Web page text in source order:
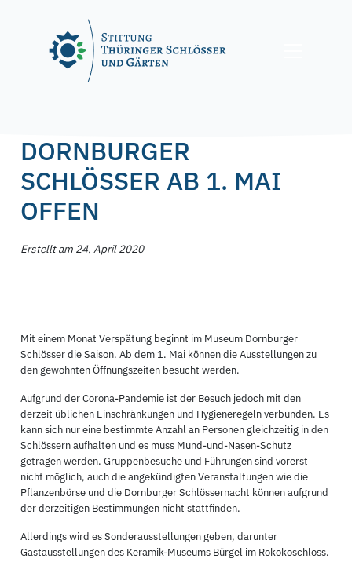
DORNBURGER
SCHLÖSSER AB 1. MAI
OFFEN
Erstellt am 24. April 2020
Mit einem Monat Verspätung beginnt im Museum Dornburger
Schlösser die Saison. Ab dem 1. Mai können die Ausstellungen zu
den gewohnten Öffnungszeiten besucht werden.
Aufgrund der Corona-Pandemie ist der Besuch jedoch mit den
derzeit üblichen Einschränkungen und Hygieneregeln verbunden. Es
kann sich nur eine bestimmte Anzahl an Personen gleichzeitig in den
Schlössern aufhalten und es muss Mund-und-Nasen-Schutz
getragen werden. Gruppenbesuche und Führungen sind vorerst
nicht möglich, auch die angekündigten Veranstaltungen wie die
Pflanzenbörse und die Dornburger Schlössernacht können aufgrund
der derzeitigen Bestimmungen nicht stattfinden.
Allerdings wird es Sonderausstellungen geben, darunter
Gastausstellungen des Keramik-Museums Bürgel im Rokokoschloss.